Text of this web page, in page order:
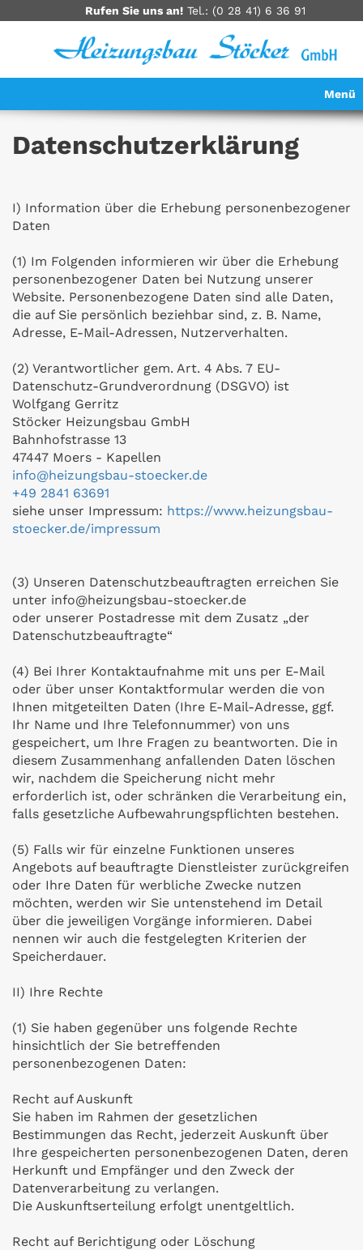
Rufen Sie uns an! Tel.: (0 28 41) 6 36 91
Datenschutzerklärung
I) Information über die Erhebung personenbezogener
Daten
(1) Im Folgenden informieren wir über die Erhebung
personenbezogener Daten bei Nutzung unserer
Website. Personenbezogene Daten sind alle Daten,
die auf Sie persönlich beziehbar sind, z. B. Name,
Adresse, E-Mail-Adressen, Nutzerverhalten.
(2) Verantwortlicher gem. Art. 4 Abs. 7 EU-
Datenschutz-Grundverordnung (DSGVO) ist
Wolfgang Gerritz
Stöcker Heizungsbau GmbH
Bahnhofstrasse 13
47447 Moers - Kapellen
info@heizungsbau-stoecker.de
+49 2841 63691
siehe unser Impressum: https://www.heizungsbau-
stoecker.de/impressum
(3) Unseren Datenschutzbeauftragten erreichen Sie
unter info@heizungsbau-stoecker.de
oder unserer Postadresse mit dem Zusatz „der
Datenschutzbeauftragte“
(4) Bei Ihrer Kontaktaufnahme mit uns per E-Mail
oder über unser Kontaktformular werden die von
Ihnen mitgeteilten Daten (Ihre E-Mail-Adresse, ggf.
Ihr Name und Ihre Telefonnummer) von uns
gespeichert, um Ihre Fragen zu beantworten. Die in
diesem Zusammenhang anfallenden Daten löschen
wir, nachdem die Speicherung nicht mehr
erforderlich ist, oder schränken die Verarbeitung ein,
falls gesetzliche Aufbewahrungspflichten bestehen.
(5) Falls wir für einzelne Funktionen unseres
Angebots auf beauftragte Dienstleister zurückgreifen
oder Ihre Daten für werbliche Zwecke nutzen
möchten, werden wir Sie untenstehend im Detail
über die jeweiligen Vorgänge informieren. Dabei
nennen wir auch die festgelegten Kriterien der
Speicherdauer.
II) Ihre Rechte
(1) Sie haben gegenüber uns folgende Rechte
hinsichtlich der Sie betreffenden
personenbezogenen Daten:
Recht auf Auskunft
Sie haben im Rahmen der gesetzlichen
Bestimmungen das Recht, jederzeit Auskunft über
Ihre gespeicherten personenbezogenen Daten, deren
Herkunft und Empfänger und den Zweck der
Datenverarbeitung zu verlangen.
Die Auskunftserteilung erfolgt unentgeltlich.
Recht auf Berichtigung oder Löschung